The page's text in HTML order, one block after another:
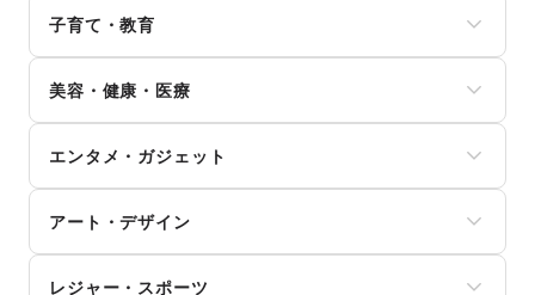
バッグ・革小物
ファッション雑貨
和服・着物
古着
その他ファッション
食材・調味料
物産展・マルシェ
キッチンカー・移動販売
野菜・果物・生鮮食品
その他フード・飲食
手芸・ハンドメイド
花・盆栽・ドライフラワー
犬・猫・ペット
日用雑貨
食器・陶磁器
その他インテリア・生活雑貨
ウォーターサーバー
ハウスクリーニング・家事代行
定期宅配
リサイクル雑貨・古本
冠婚葬祭
資格・習い事
リフォーム
住宅（購入・賃貸）
たばこ
修理・メンテナンス
保険
銀行
住宅ローン
証券・FX
不動産投資
その他金融サービス
子育て・教育
ランドセル
学習教材・通信教育
子供向け教室・レッスン
塾・家庭教師
おもちゃ・絵本
その他子育て・教育
美容・健康・医療
ダイエット・健康グッズ
美容・コスメ・香水
ヘアケア・シャンプー
美容家電
ヘアサロン・ネイルサロン
マッサージ・整体
エンタメ・ガジェット
スマホアクセサリー
ガジェット
ゲーム
アート・デザイン
写真・イラストレーション
レジャー・スポーツ